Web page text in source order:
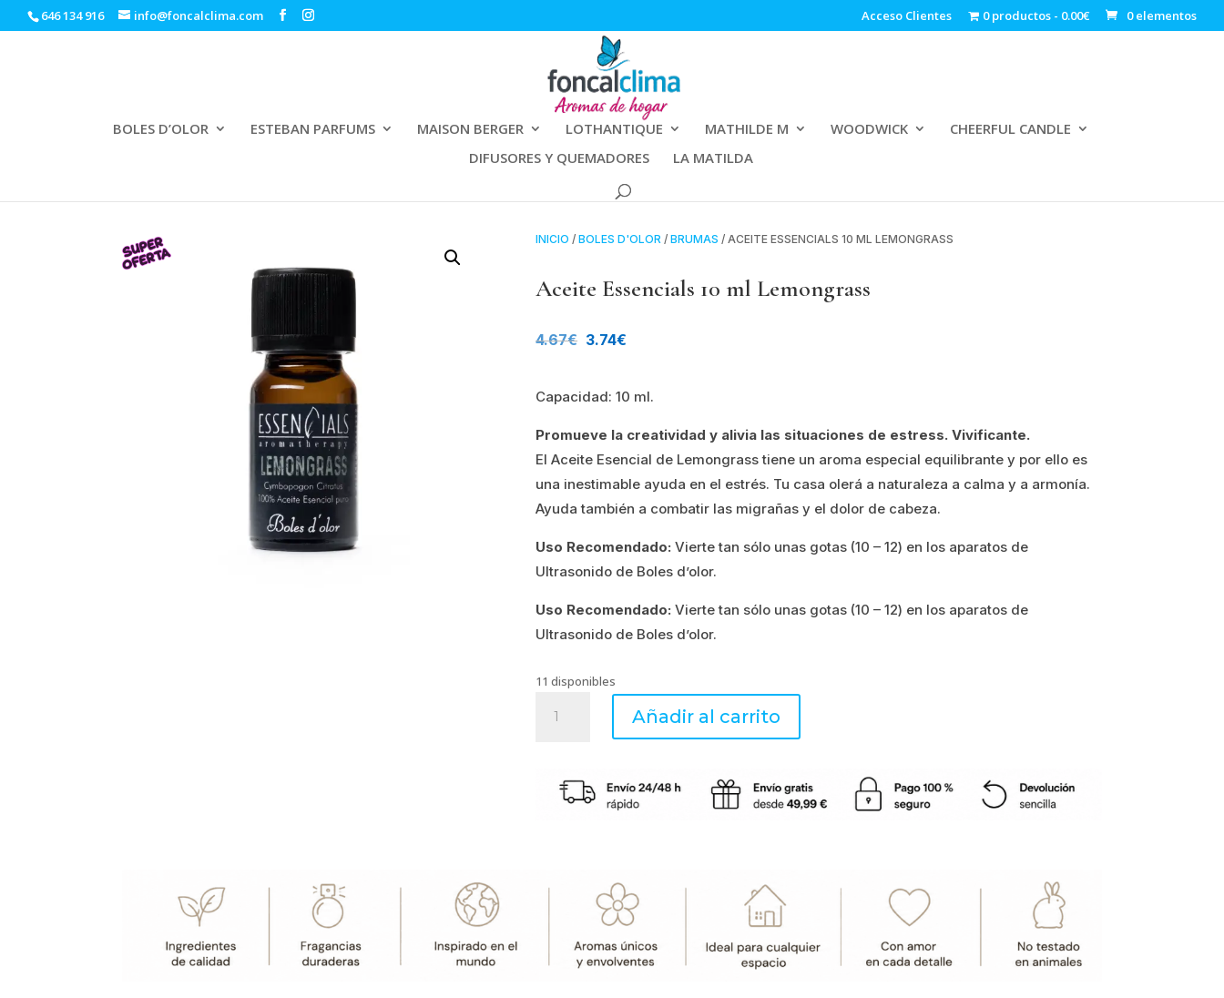
646 134 916 info@foncalclima.com Acceso Clientes 0 productos 0.00€ 0 elementos
BOLES D’OLOR ESTEBAN PARFUMS MAISON BERGER LOTHANTIQUE MATHILDE M WOODWICK
CHEERFUL CANDLE
DIFUSORES Y QUEMADORES
LA MATILDA
INICIO /BOLES D'OLOR /BRUMAS / ACEITE ESSENCIALS 10 ML LEMONGRASS
Aceite Essencials 10 ml Lemongrass
4.67€ El
original
era:
4.67€.
3.74€
actual
es:
3.74€.
Capacidad: 10 ml.
Promueve la creatividad y alivia las situaciones de estress. Vivificante.
El Aceite Esencial de Lemongrass tiene un aroma especial equilibrante y por ello es
una inestimable ayuda en el estrés. Tu casa olerá a naturaleza a calma y a armonía.
Ayuda también a combatir las migrañas y el dolor de cabeza.
Uso Recomendado: Vierte tan sólo unas gotas (10 – 12) en los aparatos de
Ultrasonido de Boles d’olor.
Uso Recomendado: Vierte tan sólo unas gotas (10 – 12) en los aparatos de
Ultrasonido de Boles d’olor.
11 disponibles
Essencials
Lemongrass
cantidad
Añadir al carrito